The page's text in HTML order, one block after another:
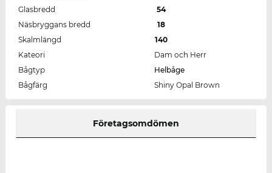
Glasbredd
54
Näsbryggans bredd
18
Skalmlängd
140
Kateori
Dam och Herr
Bågtyp
Helbåge
Bågfärg
Shiny Opal Brown
Företagsomdömen